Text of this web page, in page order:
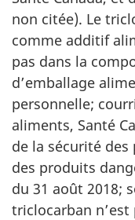
non citée). Le
comme additif
pas dans la
d’emballage
personnelle;
aliments, Santé
de la sécurité
des produits
du 31 août 2018;
triclocarban